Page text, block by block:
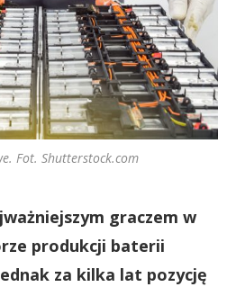
Fot. Shutterstock.com
graczem w
produkcji baterii
za kilka lat pozycję